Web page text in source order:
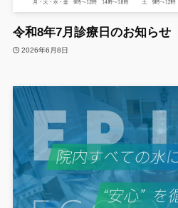
令和8年7月診療日のお知らせ
2026年6月8日